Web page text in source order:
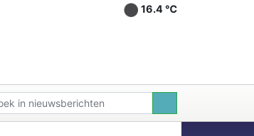
16.4 ℃